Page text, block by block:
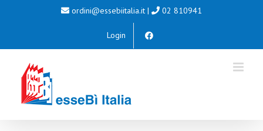
ordini@essebiitalia.it | 02 810941
Login